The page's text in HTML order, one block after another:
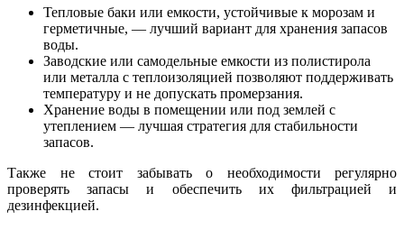
Тепловые баки или емкости, устойчивые к морозам и
герметичные, — лучший вариант для хранения запасов
воды.
Заводские или самодельные емкости из полистирола
или металла с теплоизоляцией позволяют поддерживать
температуру и не допускать промерзания.
Хранение воды в помещении или под землей с
утеплением — лучшая стратегия для стабильности
запасов.
Также не стоит забывать о необходимости регулярно
проверять запасы и обеспечить их фильтрацией и
дезинфекцией.